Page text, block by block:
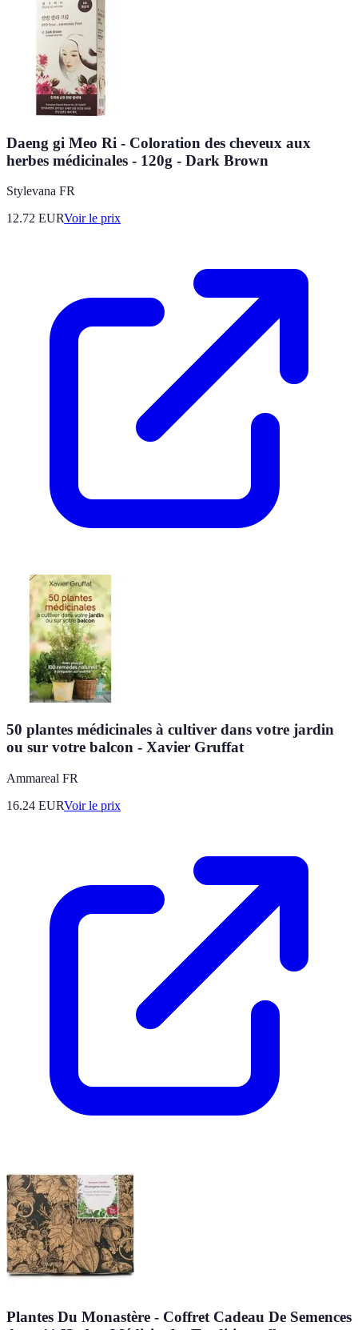
Daeng gi Meo Ri - Coloration des cheveux aux
herbes médicinales - 120g - Dark Brown
Stylevana FR
12.72 EURVoir le prix
50 plantes médicinales à cultiver dans votre jardin
ou sur votre balcon - Xavier Gruffat
Ammareal FR
16.24 EURVoir le prix
Plantes Du Monastère - Coffret Cadeau De Semences